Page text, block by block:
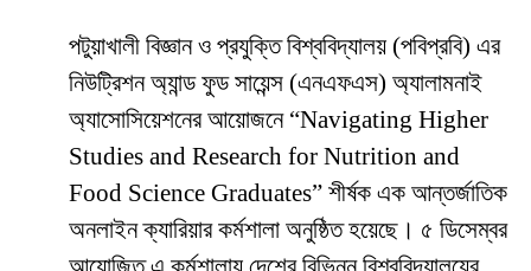
পটুয়াখালী বিজ্ঞান ও প্রযুক্তি বিশ্ববিদ্যালয় (পবিপ্রবি) এর
নিউট্রিশন অ্যান্ড ফুড সায়েন্স (এনএফএস) অ্যালামনাই
অ্যাসোসিয়েশনের আয়োজনে “Navigating Higher
Studies and Research for Nutrition and
Food Science Graduates” শীর্ষক এক আন্তর্জাতিক
অনলাইন ক্যারিয়ার কর্মশালা অনুষ্ঠিত হয়েছে। ৫ ডিসেম্বর